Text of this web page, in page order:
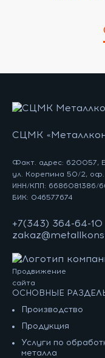
СЦМК
Факт. адрес: 620057,
ул. Корепина 50/2,
ИНН/КПП: 6686081386/
БИК: 046577674
+7(343) 364-64-10
Продвижение
сайта
ОСНОВНЫЕ
Производство
Продукция
Услуги по
металла